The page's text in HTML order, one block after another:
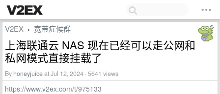
V2EX › 宽带症候群
上海联通云 NAS 现在已经可以走公网和
私网模式直接挂载了
By honeyjuiceat Jul 12, 2024 · 5641 views
https://www.v2ex.com/t/975133